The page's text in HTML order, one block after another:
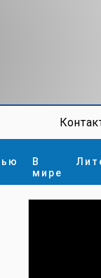
В
мире